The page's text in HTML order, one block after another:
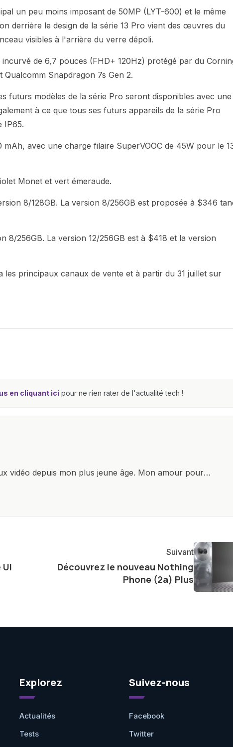
un peu moins imposant de 50MP (LYT-600) et le même
derrière le design de la série 13 Pro vient des œuvres du
visibles à l'arrière du verre dépoli.
de 6,7 pouces (FHD+ 120Hz) protégé par du
Qualcomm Snapdragon 7s Gen 2.
futurs modèles de la série Pro seront disponibles avec une
à ce que tous ses futurs appareils de la série Pro
IP65.
avec une charge filaire SuperVOOC de 45W pour le
Monet et vert émeraude.
8/128GB. La version 8/256GB est proposée à $346
8/256GB. La version 12/256GB est à $418 et la version
principaux canaux de vente et à partir du 31 juillet sur
en cliquant ici pour ne rien rater de l'actualité tech !
vidéo depuis mon plus jeune âge. Mon amour pour
à explorer constamment les dernières avancées dans
envers l'exploration constante des frontières
de présenter aux lecteurs un aperçu captivant de ce que
Suivant
Découvrez le nouveau Nothing
Phone (2a) Plus
Explorez
Actualités
Tests
Suivez-nous
Facebook
Twitter